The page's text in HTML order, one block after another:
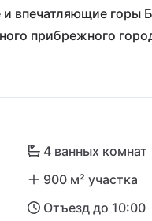
впечатляющие горы
прибрежного
с
на пешие
для тех, кто хочет
4 ванных комнат
900 м² участка
Отъезд до 10:00